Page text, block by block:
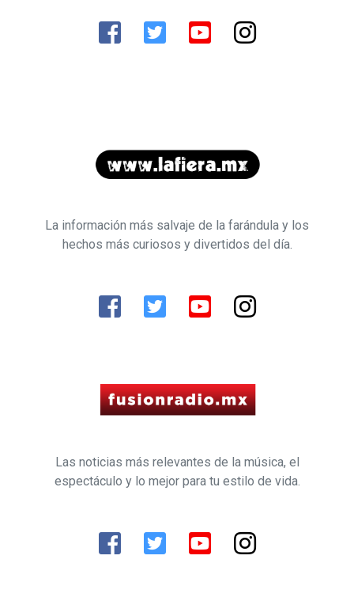
La información más salvaje de la farándula y los
hechos más curiosos y divertidos del día.
Las noticias más relevantes de la música, el
espectáculo y lo mejor para tu estilo de vida.